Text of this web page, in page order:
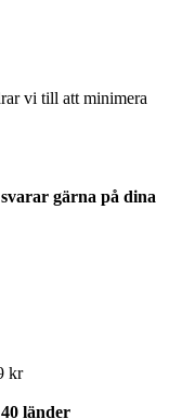
vi till att minimera
gärna på dina
kr
länder